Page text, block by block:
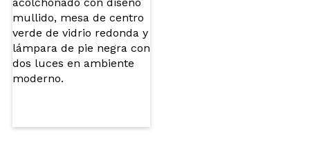
¿Recomendarías su compra?